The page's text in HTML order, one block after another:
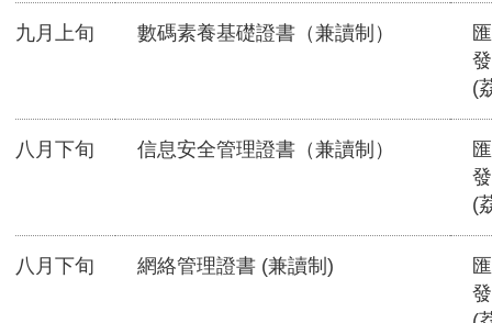
九月上旬 數碼素養基礎證書（兼讀制）
(
八月下旬 信息安全管理證書（兼讀制）
(
八月下旬 網絡管理證書 (兼讀制)